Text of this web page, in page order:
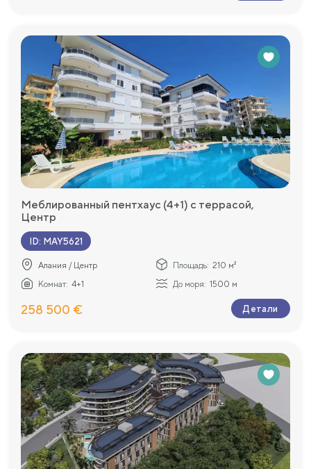
Меблированный пентхаус (4+1) с террасой,
Центр
ID: MAY5621
Алания / Центр Площадь: 210 м²
Комнат: 4+1 До моря: 1500 м
258 500 € Детали